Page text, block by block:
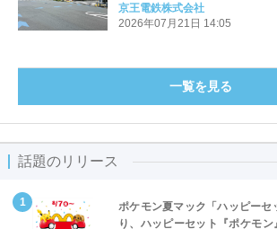
京王電鉄株式会社
2026年07月21日 14:05
一覧を見る
話題のリリース
ポケモン夏マック「ハッピーセ
り、ハッピーセット『ポケモ